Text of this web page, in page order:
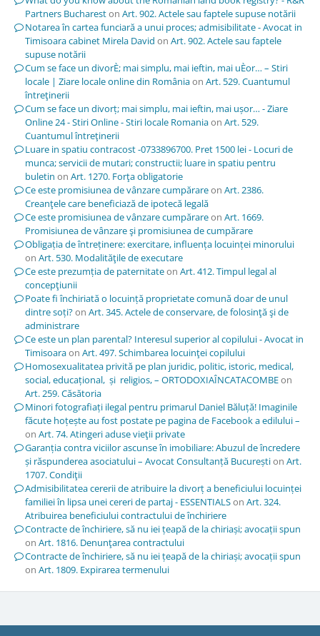
Partners Buchareston Art. 902. Actele sau faptele supuse notării
Notarea în cartea funciară a unui proces; admisibilitate - Avocat in
Timisoara cabinet Mirela David on Art. 902. Actele sau faptele
supuse notării
Cum se face un divorÈ; mai simplu, mai ieftin, mai uÈor… – Stiri
locale | Ziare locale online din Româniaon Art. 529. Cuantumul
întreţinerii
Cum se face un divorț; mai simplu, mai ieftin, mai ușor… - Ziare
Online 24 - Stiri Online - Stiri locale Romaniaon Art. 529.
Cuantumul întreţinerii
Luare in spatiu contracost -0733896700. Pret 1500 lei - Locuri de
munca; servicii de mutari; constructii; luare in spatiu pentru
buletin on Art. 1270. Forţa obligatorie
Ce este promisiunea de vânzare cumpărareon Art. 2386.
Creanţele care beneficiază de ipotecă legală
Ce este promisiunea de vânzare cumpărareon Art. 1669.
Promisiunea de vânzare şi promisiunea de cumpărare
Obligația de întreținere: exercitare, influența locuinței minorului
on Art. 530. Modalităţile de executare
Ce este prezumția de paternitateon Art. 412. Timpul legal al
concepţiunii
Poate fi închiriată o locuință proprietate comună doar de unul
dintre soți?on Art. 345. Actele de conservare, de folosinţă şi de
administrare
Ce este un plan parental? Interesul superior al copilului - Avocat in
Timisoaraon Art. 497. Schimbarea locuinţei copilului
Homosexualitatea privită pe plan juridic, politic, istoric, medical,
social, educațional, și religios, – ORTODOXIAÎNCATACOMBEon
Art. 259. Căsătoria
Minori fotografiați ilegal pentru primarul Daniel Băluță! Imaginile
făcute hoțește au fost postate pe pagina de Facebook a edilului –
on Art. 74. Atingeri aduse vieţii private
Garanția contra viciilor ascunse în imobiliare: Abuzul de încredere
și răspunderea asociatului – Avocat Consultanță Bucureștion Art.
1707. Condiţii
Admisibilitatea cererii de atribuire la divorț a beneficiului locuinței
familiei în lipsa unei cereri de partaj - ESSENTIALSon Art. 324.
Atribuirea beneficiului contractului de închiriere
Contracte de închiriere, să nu iei țeapă de la chiriași; avocații spun
on Art. 1816. Denunţarea contractului
Contracte de închiriere, să nu iei țeapă de la chiriași; avocații spun
on Art. 1809. Expirarea termenului